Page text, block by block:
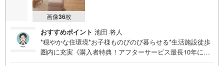
画像36枚
おすすめポイント 池田 将人
*穏やかな住環境*お子様ものびのび暮らせる*生活施設徒歩
圏内に充実《購入者特典！アフターサービス最長10年に延